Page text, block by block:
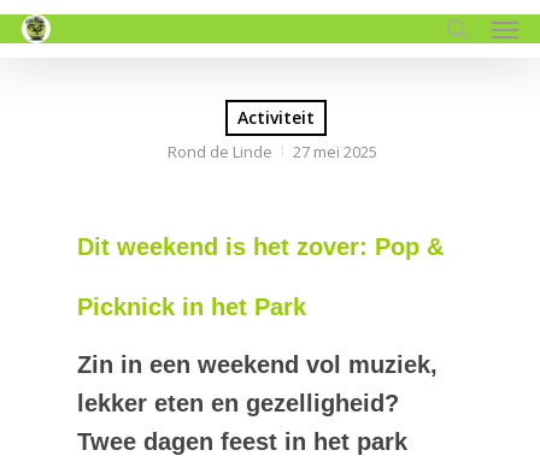
Skip
to
Activiteit
Rond de Linde 27 mei 2025
Dit weekend is het zover: Pop &
Picknick in het Park
Zin in een weekend vol muziek,
lekker eten en gezelligheid?
Twee dagen feest in het park